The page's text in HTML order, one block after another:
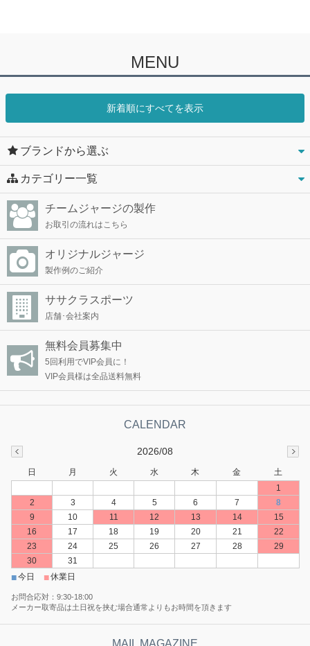
MENU
新着順にすべてを表示
ブランドから選ぶ
カテゴリー一覧
チームジャージの製作
お取引の流れはこちら
オリジナルジャージ
製作例のご紹介
ササクラスポーツ
店舗･会社案内
無料会員募集中
5回利用でVIP会員に！
VIP会員様は全品送料無料
2026/08
日 月 火 水 木 金
土
1
2
3 4 5 6 7
8
9
10 11 12 13 14
15
16
17 18 19 20 21
22
23
24 25 26 27 28
29
30
31
■今日 ■休業日
お問合応対：9:30-18:00
メーカー取寄品は土日祝を挟む場合通常よりもお時間を頂きます